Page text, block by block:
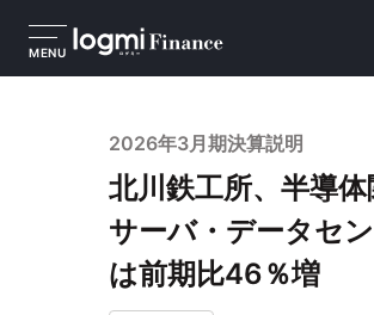
MENU
2026年3月期決算説明
北川鉄工所、半導
サーバ・データセ
は前期比46％増